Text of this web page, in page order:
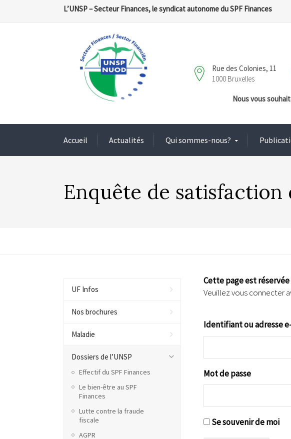
L’UNSP – Secteur Finances, le syndicat autonome du SPF Finances
Rue des Colonies, 11
1000 Bruxelles
Nous vous
Accueil Actualités Qui sommes-nous?
Enquête de satisfaction
Cette page est
Veuillez vous connecter
Identifiant ou adresse
Mot de passe
Se souvenir de moi
UF Infos
Nos brochures
Maladie
Dossiers de l’UNSP
Effectif du SPF Finances
Le bien-être au SPF
Finances
Lutte contre la fraude
fiscale
AGPR